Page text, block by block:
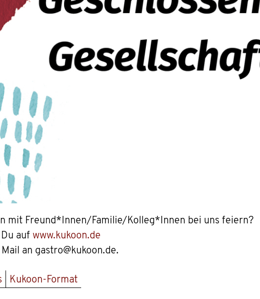
mit Freund*Innen/Familie/Kolleg*Innen bei uns feiern?
auf www.kukoon.de
an gastro@kukoon.de.
Kukoon-Format